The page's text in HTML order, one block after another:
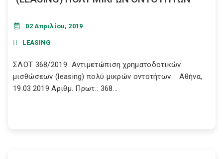
02 Απριλίου, 2019
LEASING
ΣΛΟΤ 368/2019 Αντιμετώπιση χρηματοδοτικών
μισθώσεων (leasing) πολύ μικρών οντοτήτων Αθήνα,
19.03.2019 Αριθμ. Πρωτ.: 368...